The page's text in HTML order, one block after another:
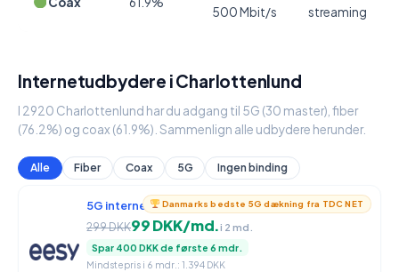
500 Mbit/s
streaming
Internetudbydere i Charlottenlund
I 2920 Charlottenlund har du adgang til 5G (30 master), fiber
(76.2%) og coax (61.9%). Sammenlign alle udbydere herunder.
Alle Fiber Coax 5G Ingen binding
Danmarks bedste 5G dækning fra TDC NET
5G internet950 / 90 Mbit/s
299 DKK99 DKK/md.i 2 md.
Spar 400 DKK de første 6 mdr.
Mindstepris i 6 mdr.: 1.394 DKK